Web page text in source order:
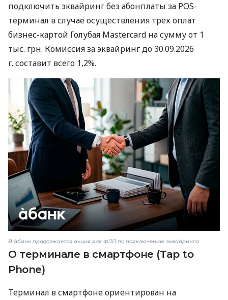
подключить эквайринг без абонплаты за POS-
терминал в случае осуществления трех оплат
бизнес-картой Голубая Mastercard на сумму от 1
тыс. грн. Комиссия за эквайринг до 30.09.2026
г. составит всего 1,2%.
В àбанк продолжается акция для ФЛП по подключению эквайринга
О терминале в смартфоне (Tap to
Phone)
Терминал в смартфоне ориентирован на